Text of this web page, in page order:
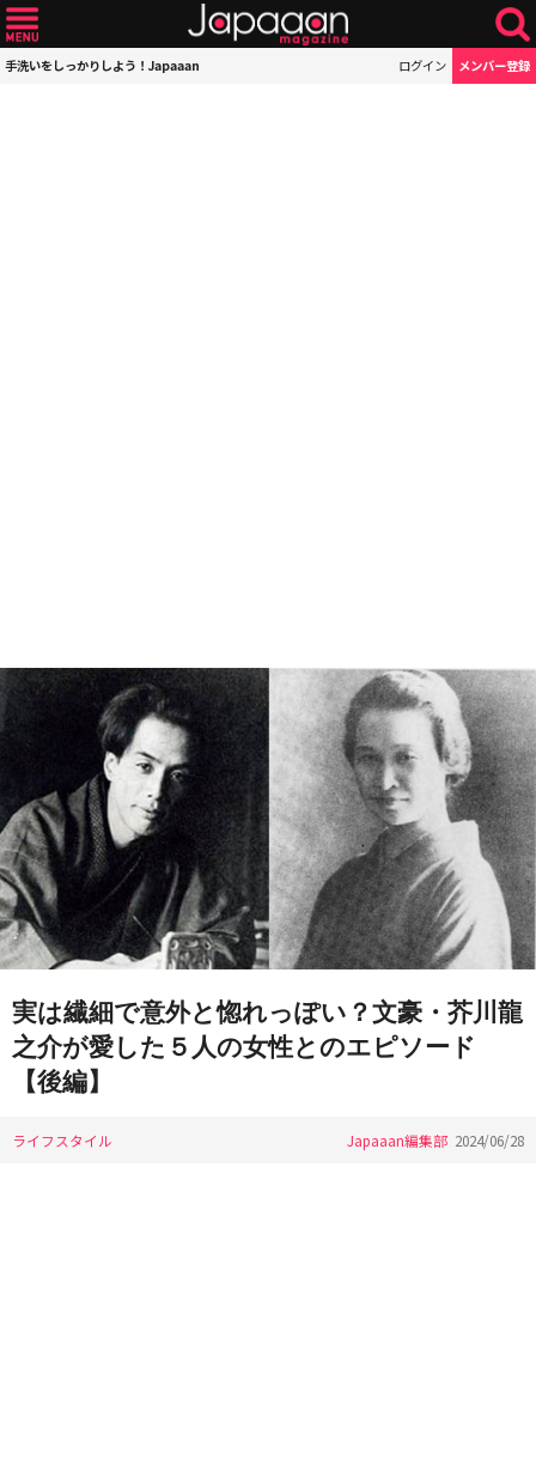
手洗いをしっかりしよう！Japaaan ログイン メンバー登録
実は繊細で意外と惚れっぽい？文豪・芥川龍
之介が愛した５人の女性とのエピソード
【後編】
ライフスタイル Japaaan編集部 2024/06/28